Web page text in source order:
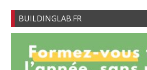
BUILDINGLAB.FR